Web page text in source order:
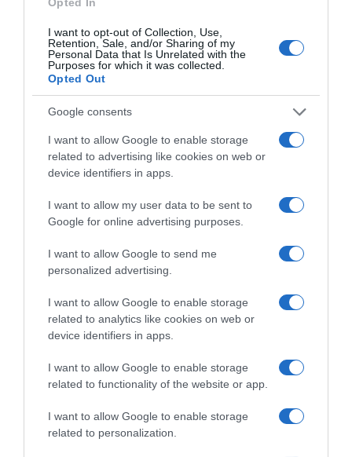
I want to opt-out of Collection, Use,
Retention, Sale, and/or Sharing of my
Personal Data that Is Unrelated with the
Purposes for which it was collected.
Opted Out
Google consents
I want to allow Google to enable storage
related to advertising like cookies on web or
device identifiers in apps.
I want to allow my user data to be sent to
Google for online advertising purposes.
I want to allow Google to send me
personalized advertising.
I want to allow Google to enable storage
related to analytics like cookies on web or
device identifiers in apps.
I want to allow Google to enable storage
related to functionality of the website or app.
I want to allow Google to enable storage
related to personalization.
SHARE ON FACEBOOK
ΕΠΙΣΗΜΑΝΣΗ
Ορισμένα αναρτώμενα από το διαδίκτυο κείμενα ή εικόνες (με
σχετική σημείωση της πηγής), θεωρούμε ότι είναι δημόσια. Αν
υπάρχουν δικαιώματα συγγραφέων, παρακαλούμε ενημερώστε μας
για να τα αφαιρέσουμε. Επίσης σημειώνεται ότι οι απόψεις του
ιστολόγιου μπορεί να μην συμπίπτουν με τα περιεχόμενα του άρθρου.
Για τα άρθρα που δημοσιεύονται εδώ, ουδεμία ευθύνη εκ του νόμου
φέρουμε καθώς απηχούν αποκλειστικά τις απόψεις των συντακτών
τους και δεν δεσμεύουν καθ’ οιονδήποτε τρόπο το ιστολόγιο.